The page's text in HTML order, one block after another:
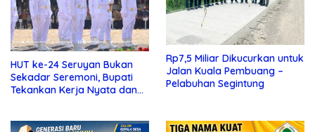
HUT ke-24 Seruyan Bukan
Sekadar Seremoni, Bupati
Tekankan Kerja Nyata dan
Rp7,5 Miliar Dikucurkan untuk
Jalan Kuala Pembuang –
Pelabuhan Segintung